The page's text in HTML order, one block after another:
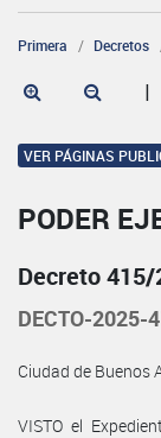
Primera Decretos
|
VER PÁGINAS
PODER
Decreto
DECTO-2025-
Ciudad de Buenos
VISTO el